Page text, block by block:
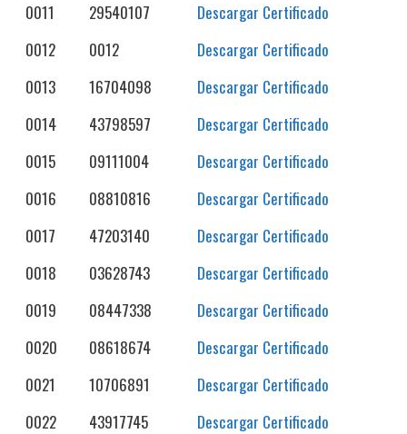
0011
29540107
Descargar Certificado
0012
0012
Descargar Certificado
0013
16704098
Descargar Certificado
0014
43798597
Descargar Certificado
0015
09111004
Descargar Certificado
0016
08810816
Descargar Certificado
0017
47203140
Descargar Certificado
0018
03628743
Descargar Certificado
0019
08447338
Descargar Certificado
0020
08618674
Descargar Certificado
0021
10706891
Descargar Certificado
0022
43917745
Descargar Certificado